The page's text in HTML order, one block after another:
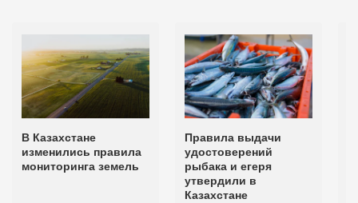
В Казахстане
изменились правила
мониторинга земель
Правила выдачи
удостоверений
рыбака и егеря
утвердили в
Казахстане